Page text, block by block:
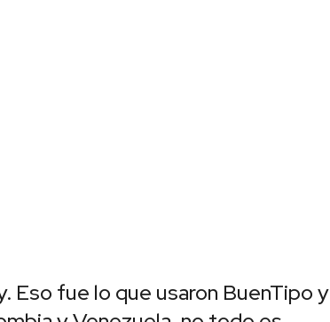
Eso fue lo que usaron BuenTipo y